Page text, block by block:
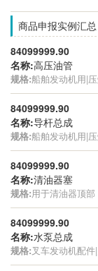
商品申报实例汇总
84099999.90
名称:高压油管
规格:船舶发动机用|
84099999.90
名称:导杆总成
规格:船舶发动机用|
84099999.90
名称:清油器塞
规格:用于清油器顶
84099999.90
名称:水泵总成
规格:叉车发动机配件